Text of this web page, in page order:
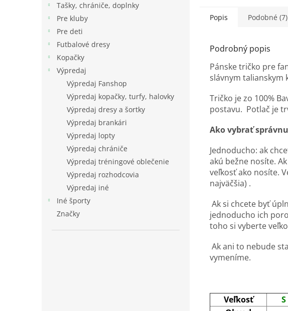
Tašky, chrániče, doplnky
Pre kluby
Pre deti
Futbalové dresy
Kopačky
Výpredaj
Výpredaj Fanshop
Výpredaj kopačky, turfy, halovky
Výpredaj dresy a šortky
Výpredaj brankári
Výpredaj lopty
Výpredaj chrániče
Výpredaj tréningové oblečenie
Výpredaj rozhodcovia
Výpredaj iné
Iné športy
Značky
Popis Podobné (7)
Podrobný popis
Pánske tričko pre
slávnym talianskym
Tričko je zo 100%
postavu. Potlač je
Ako vybrať
Jednoducho: ak
akú bežne nosíte.
veľkosť ako nosíte.
najväčšia) .
Ak si chcete byť
jednoducho ich
toho si vyberte
Ak ani to nebude
vymeníme.
Veľkosť
S